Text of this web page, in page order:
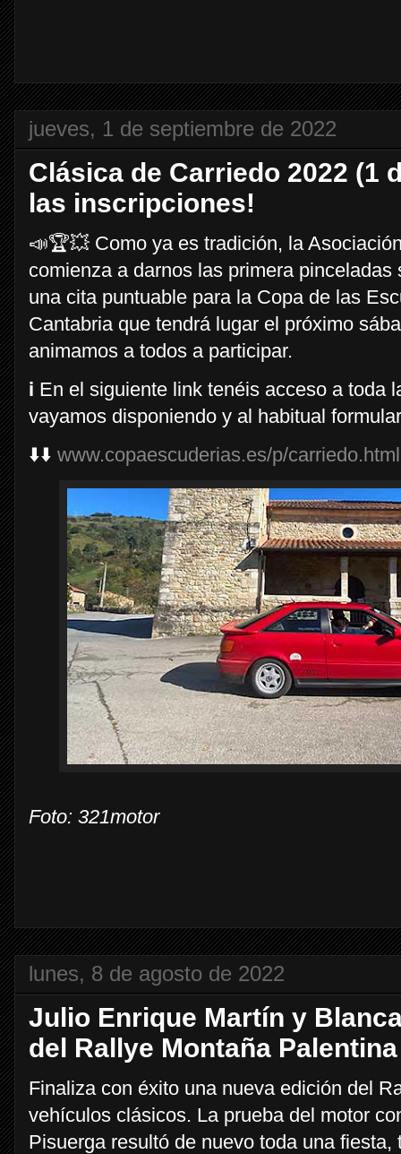
jueves, 1 de septiembre de 2022
Clásica de Carriedo 2022 (1
las inscripciones!
📣🏆💥 Como ya es tradición, la
comienza a darnos las primera
una cita puntuable para la Copa de las
Cantabria que tendrá lugar el próximo
animamos a todos a participar.
ℹ️ En el siguiente link tenéis acceso a toda
vayamos disponiendo y al habitual
⬇️⬇️ www.copaescuderias.es/p/carriedo.html
Foto: 321motor
lunes, 8 de agosto de 2022
Julio Enrique Martín y
del Rallye Montaña
Finaliza con éxito una nueva edición del
vehículos clásicos. La prueba del motor
Pisuerga resultó de nuevo toda una